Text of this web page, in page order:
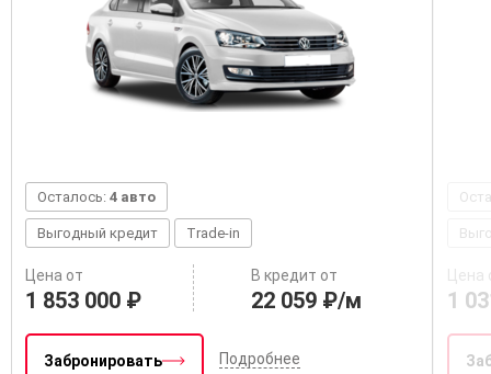
Осталось: 4 авто
Выгодный кредит Trade-in
Цена от
1 853 000 ₽
В кредит от
22 059 ₽/м
Забронировать Подробнее
Цена
1